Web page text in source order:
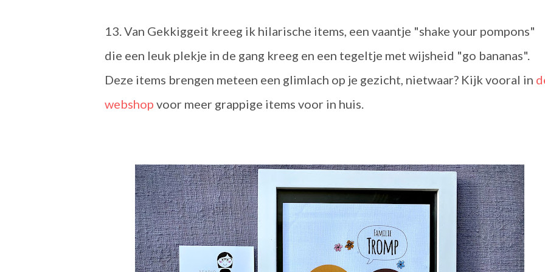
13. Van Gekkiggeit kreeg ik hilarische items, een vaantje "shake your pompons"
die een leuk plekje in de gang kreeg en een tegeltje met wijsheid "go bananas".
Deze items brengen meteen een glimlach op je gezicht, nietwaar? Kijk vooral in
webshop voor meer grappige items voor in huis.